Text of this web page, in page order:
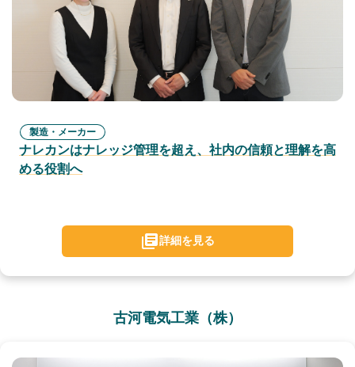
製造・メーカー
ナレカンはナレッジ管理を超え、社内の信頼と理解を高
める役割へ
詳細を見る
古河電気工業（株）